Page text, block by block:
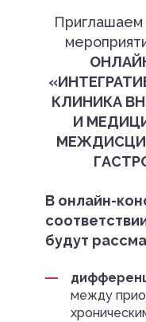
Приглашаем
КЛИНИКА
И
В онлайн-
будут
между